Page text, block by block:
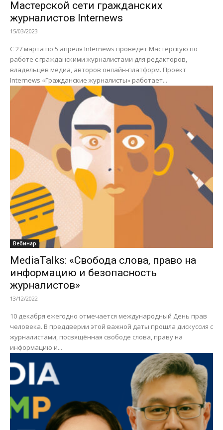
Мастерской сети гражданских
журналистов Internews
15/03/2023
С 27 марта по 5 апреля Internews проведёт Мастерскую по
работе с гражданскими журналистами для редакторов,
владельцев медиа, авторов онлайн-платформ. Проект
Internews «Гражданские журналисты» работает...
Вебинар
MediaTalks: «Свобода слова, право на
информацию и безопасность
журналистов»
13/12/2022
10 декабря ежегодно отмечается международный День прав
человека. В преддверии этой важной даты прошла дискуссия с
журналистами, посвящённая свободе слова, праву на
информацию и...